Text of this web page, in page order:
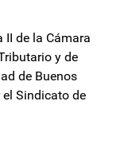
de la Cámara
y de
de Buenos
Sindicato de